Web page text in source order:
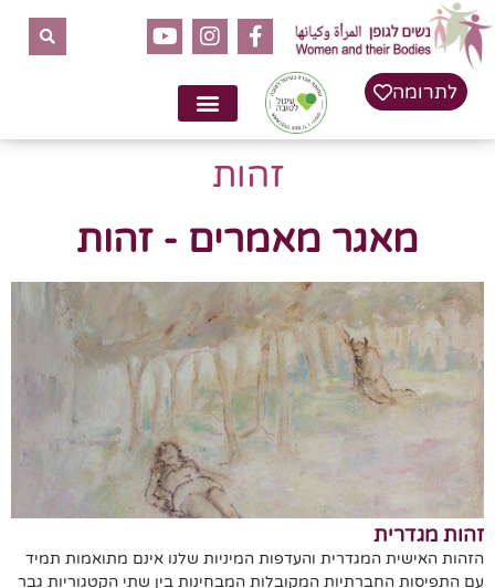
לתרומה
זהות
מאגר מאמרים - זהות
זהות מגדרית
הזהות האישית המגדרית והעדפות המיניות שלנו אינם מתואמות תמיד
עם התפיסות החברתיות המקובלות המבחינות בין שתי הקטגוריות גבר